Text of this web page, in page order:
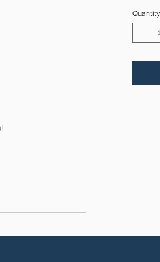
Quantity